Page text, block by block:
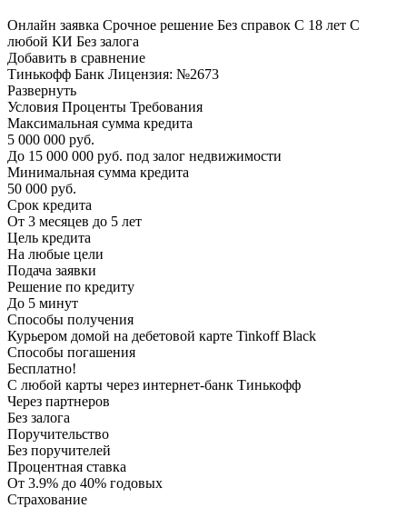
Онлайн заявка Срочное решение Без справок С 18 лет С
любой КИ Без залога
Добавить в сравнение
Тинькофф Банк Лицензия: №2673
Развернуть
Условия Проценты Требования
Максимальная сумма кредита
5 000 000 руб.
До 15 000 000 руб. под залог недвижимости
Минимальная сумма кредита
50 000 руб.
Срок кредита
От 3 месяцев до 5 лет
Цель кредита
На любые цели
Подача заявки
Решение по кредиту
До 5 минут
Способы получения
Курьером домой на дебетовой карте Tinkoff Black
Способы погашения
Бесплатно!
С любой карты через интернет-банк Тинькофф
Через партнеров
Без залога
Поручительство
Без поручителей
Процентная ставка
От 3.9% до 40% годовых
Страхование